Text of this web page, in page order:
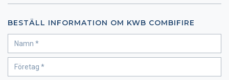
BESTÄLL INFORMATION OM KWB COMBIFIRE